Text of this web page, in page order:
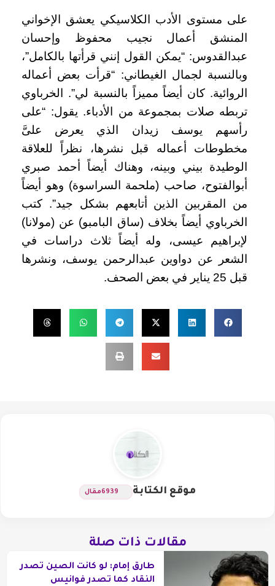
على مستوى الأدب الكلاسيكي يعشق الإخواني
المنشق أعمال نجيب محفوظ وإحسان
عبدالقدوس: “يمكن القول إنني قرأتها بالكامل”،
وبالنسبة لجمال الغيطاني: “قرأت بعض أعماله
الروائية. كان أيضاً مميزاً بالنسبة لي”. الخرباوي
تربطه صلات بمجموعة من الأدباء. يقول: “على
رأسهم يوسف زيدان الذي يعرض علىَّ
مخطوطات أعماله قبل نشرها، نظراً للعلاقة
الوطيدة بيني وبينه، وهناك أيضاً أحمد صبري
أبوالفتوح، صاحب (ملحمة السراسوة) وهو أيضاً
من المقربين الذين أتابعهم بشكل جيد”. كتب
الخرباوي أيضاً بخلاف (ساق البامبو) عن (مولانا)
لإبراهيم عيسى، وله أيضاً ثلاث دراسات في
الشعر عن دواوين عبدالرحمن يوسف، ونشرها
قبل 25 يناير في بعض الصحف.
موقع الكتابة 6939مقال
مقالات ذات صلة
طارق إمام: لو كانت الصين تصدر
النقاد كما تصدر فوانيس